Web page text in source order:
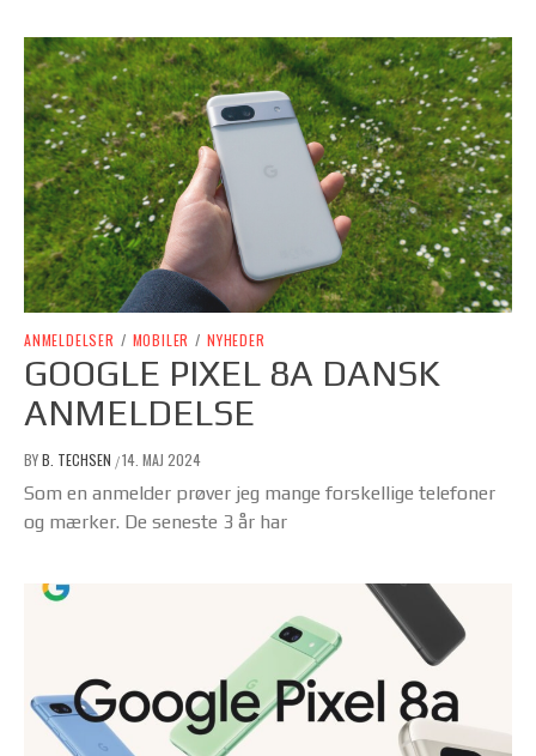
ANMELDELSER / MOBILER / NYHEDER
GOOGLE PIXEL 8A DANSK
ANMELDELSE
BYB. TECHSEN /14. MAJ 2024
Som en anmelder prøver jeg mange forskellige telefoner
og mærker. De seneste 3 år har